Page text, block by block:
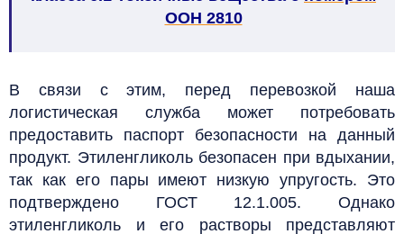
ООН 2810
В связи с этим, перед перевозкой наша
логистическая служба может потребовать
предоставить паспорт безопасности на данный
продукт. Этиленгликоль безопасен при вдыхании,
так как его пары имеют низкую упругость. Это
подтверждено ГОСТ 12.1.005. Однако
этиленгликоль и его растворы представляют